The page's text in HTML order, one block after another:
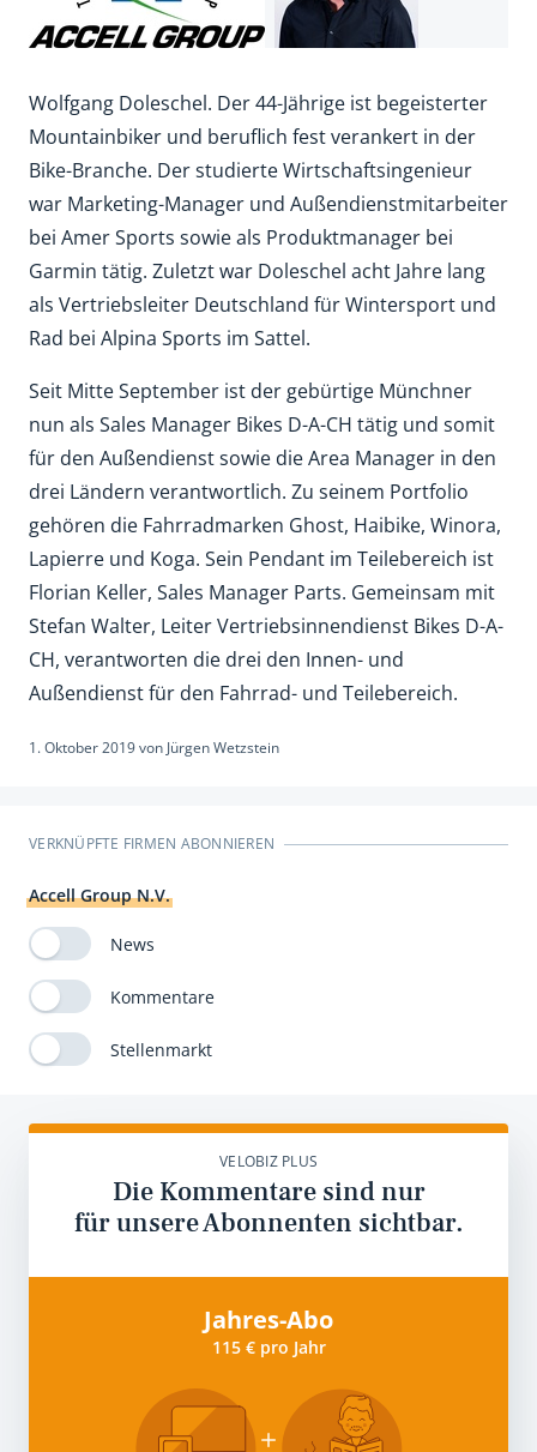
Wolfgang Doleschel. Der 44-Jährige ist begeisterter
Mountainbiker und beruflich fest verankert in der
Bike-Branche. Der studierte Wirtschaftsingenieur
war Marketing-Manager und Außendienstmitarbeiter
bei Amer Sports sowie als Produktmanager bei
Garmin tätig. Zuletzt war Doleschel acht Jahre lang
als Vertriebsleiter Deutschland für Wintersport und
Rad bei Alpina Sports im Sattel.
Seit Mitte September ist der gebürtige Münchner
nun als Sales Manager Bikes D-A-CH tätig und somit
für den Außendienst sowie die Area Manager in den
drei Ländern verantwortlich. Zu seinem Portfolio
gehören die Fahrradmarken Ghost, Haibike, Winora,
Lapierre und Koga. Sein Pendant im Teilebereich ist
Florian Keller, Sales Manager Parts. Gemeinsam mit
Stefan Walter, Leiter Vertriebsinnendienst Bikes D-A-
CH, verantworten die drei den Innen- und
Außendienst für den Fahrrad- und Teilebereich.
1. Oktober 2019von Jürgen Wetzstein
VERKNÜPFTE FIRMEN ABONNIEREN
Accell Group N.V.
News
Kommentare
Stellenmarkt
VELOBIZ PLUS
Die Kommentare sind nur
für unsere Abonnenten sichtbar.
Jahres-Abo
115 € pro Jahr